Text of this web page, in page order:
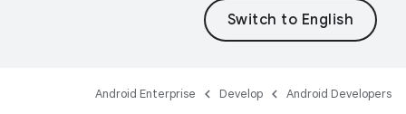
Android Developers
Develop
Android Enterprise